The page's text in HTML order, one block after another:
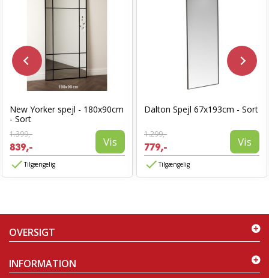
New Yorker spejl - 180x90cm
- Sort
1.399,-
839,- Vis
Tilgængelig
Dalton Spejl 67x193cm - Sort
1.299,-
779,- Vis
Tilgængelig
OVERSIGT
INFORMATION